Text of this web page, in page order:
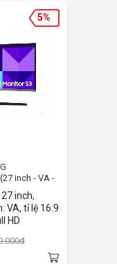
inch - VA -
inch,
VA, tỉ lệ 16:9
HD
Tối đa
phản hồi:
5%